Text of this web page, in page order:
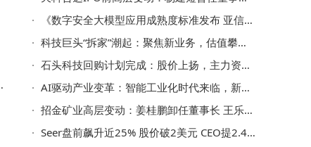
《数字安全大模型应用成熟度标准发布 亚信安全以实战经验助力行业规范化发展》
科技巨头“拆家”潮起：聚焦新业务，估值攀升背后机遇与挑战并存
石头科技回购计划完成：股价上扬，主力资金看好，未来发展潜力可期
AI驱动产业变革：智能工业化时代来临，新核心资产重塑资本新版图
招金矿业高层变动：姜桂鹏卸任董事长 王乐译接棒开启新篇章
Seer盘前飙升近25% 股价破2美元 CEO提2.45美元/股收购要约引关注